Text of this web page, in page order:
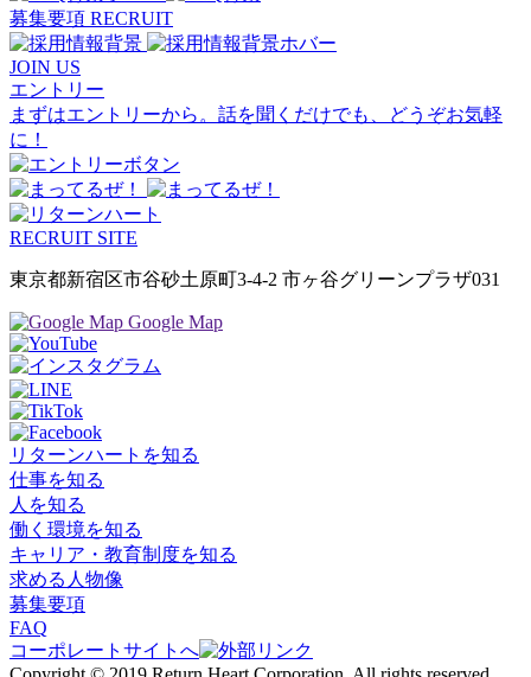
募集要項 RECRUIT
JOIN US
エントリー
まずはエントリーから。話を聞くだけでも、どうぞお気軽
に！
RECRUIT SITE
東京都新宿区市谷砂土原町3-4-2 市ヶ谷グリーンプラザ031
Google Map
リターンハートを知る
仕事を知る
人を知る
働く環境を知る
キャリア・教育制度を知る
求める人物像
募集要項
FAQ
コーポレートサイトへ